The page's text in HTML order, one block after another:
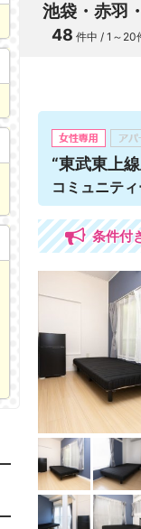
池袋・赤羽
48 件中 / 1～20
“東武東上
コミュニテ
条件付